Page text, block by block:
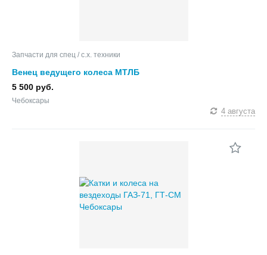
Запчасти для спец / с.х. техники
Венец ведущего колеса МТЛБ
5 500 руб.
Чебоксары
4 августа